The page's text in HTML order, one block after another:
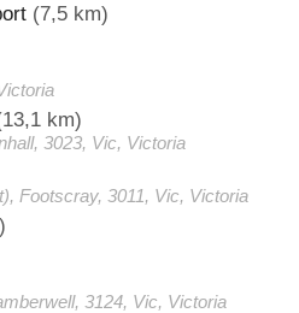
(7,5 km)
km)
3023, Vic, Victoria
Footscray, 3011, Vic, Victoria
3124, Vic, Victoria